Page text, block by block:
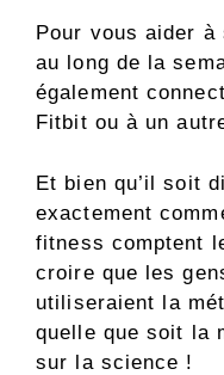
Pour vous aider
au long de la
également
Fitbit ou à un
Et bien qu’il soit
exactement
fitness comptent
croire que les
utiliseraient la
quelle que soit la
sur la science !